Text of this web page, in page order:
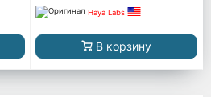
Haya Labs
В корзину